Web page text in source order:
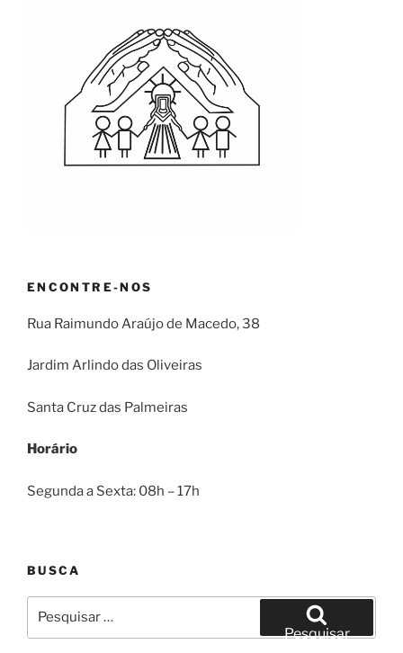
ENCONTRE-NOS
Rua Raimundo Araújo de Macedo, 38
Jardim Arlindo das Oliveiras
Santa Cruz das Palmeiras
Horário
Segunda a Sexta: 08h – 17h
BUSCA
por:
Pesquisar